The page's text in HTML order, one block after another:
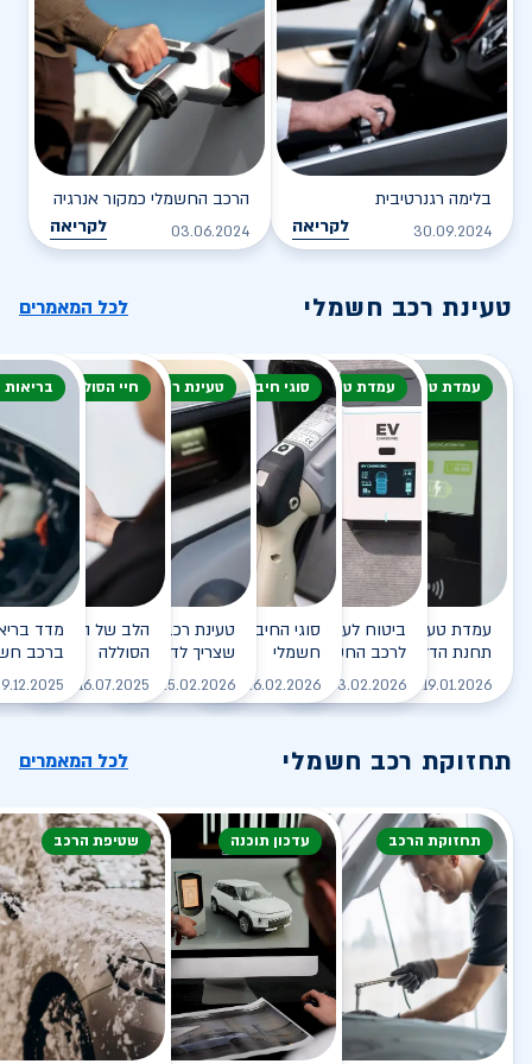
בלימה רגנרטיבית
30.09.2024 לקריאה
הרכב החשמלי כמקור אנרגיה
03.06.2024 לקריאה
טעינת רכב חשמלי לכל המאמרים
עמדת טעינה
עמדת טעינה - הסוף של
תחנת הדלק?
19.01.2026 לקריאה
עמדת טעינה
ביטוח לעמדת טעינה ביתית
לרכב החשמלי
03.02.2026 לקריאה
סוגי חיבור
סוגי החיבורים לטעינת רכב
חשמלי
26.02.2026 לקריאה
טעינת רכב חשמלי
טעינת רכב חשמלי - כל מה
שצריך לדעת
25.02.2026 לקריאה
חיי הסוללה
הלב של הרכב
הסוללה
16.07.2025
ברכב
תחזוקת רכב חשמלי לכל המאמרים
תחזוקת הרכב עדכון תוכנה שטיפת הרכב